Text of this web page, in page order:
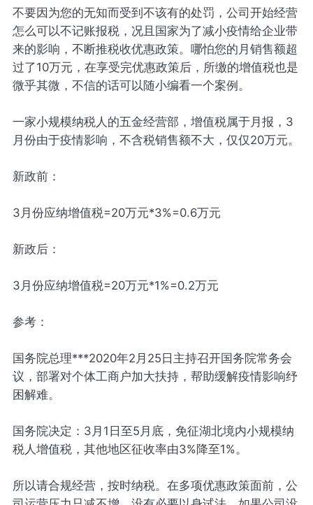
不要因为您的无知而受到不该有的处罚，公司开始经营
怎么可以不记账报税，况且国家为了减小疫情给企业带
来的影响，不断推税收优惠政策。哪怕您的月销售额超
过了10万元，在享受完优惠政策后，所缴的增值税也是
微乎其微，不信的话可以随小编看一个案例。
一家小规模纳税人的五金经营部，增值税属于月报，3
月份由于疫情影响，不含税销售额不大，仅仅20万元。
新政前：
3月份应纳增值税=20万元*3%=0.6万元
新政后：
3月份应纳增值税=20万元*1%=0.2万元
参考：
国务院总理***2020年2月25日主持召开国务院常务会
议，部署对个体工商户加大扶持，帮助缓解疫情影响纾
困解难。
国务院决定：3月1日至5月底，免征湖北境内小规模纳
税人增值税，其他地区征收率由3%降至1%。
所以请合规经营，按时纳税。在多项优惠政策面前，公